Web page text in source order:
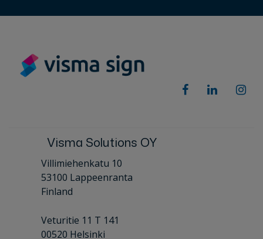
Visma Solutions OY
Villimiehenkatu 10
53100 Lappeenranta
Finland
Veturitie 11 T 141
00520 Helsinki